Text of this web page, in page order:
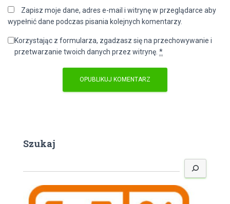
Zapisz moje dane, adres e-mail i witrynę w przeglądarce aby
wypełnić dane podczas pisania kolejnych komentarzy.
Korzystając z formularza, zgadzasz się na przechowywanie i
przetwarzanie twoich danych przez witrynę. *
Szukaj
z